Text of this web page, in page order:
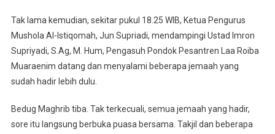
Tak lama kemudian, sekitar pukul 18.25 WIB, Ketua Pengurus
Mushola Al-Istiqomah, Jun Supriadi, mendampingi Ustad Imron
Supriyadi, S.Ag, M. Hum, Pengasuh Pondok Pesantren Laa Roiba
Muaraenim datang dan menyalami beberapa jemaah yang
sudah hadir lebih dulu.
Bedug Maghrib tiba. Tak terkecuali, semua jemaah yang hadir,
sore itu langsung berbuka puasa bersama. Takjil dan beberapa